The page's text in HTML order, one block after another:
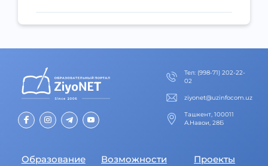
Тел: (998-71) 202-22-
02
ziyonet@uzinfocom.uz
Ташкент, 100011
А.Навои, 28Б
Образование Возможности Проекты